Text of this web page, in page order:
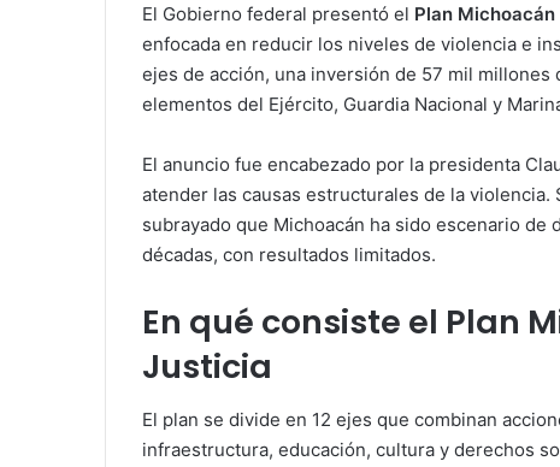
El Gobierno federal presentó el Plan
enfocada en reducir los niveles de violencia e
ejes de acción, una inversión de 57 mil millones
elementos del Ejército, Guardia Nacional y
El anuncio fue encabezado por la presidenta
atender las causas estructurales de la
subrayado que Michoacán ha sido escenario
décadas, con resultados limitados.
En qué consiste el Plan
Justicia
El plan se divide en 12 ejes que combinan
infraestructura, educación, cultura y derechos